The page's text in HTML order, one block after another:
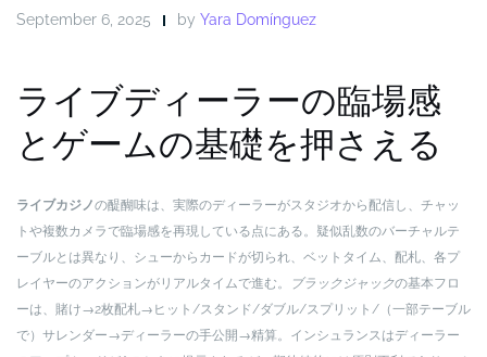
September 6, 2025 by Yara Domínguez
ライブディーラーの臨場感
とゲームの基礎を押さえる
ライブカジノの醍醐味は、実際のディーラーがスタジオから配信し、チャッ
トや複数カメラで臨場感を再現している点にある。疑似乱数のバーチャルテ
ーブルとは異なり、シューからカードが切られ、ベットタイム、配札、各プ
レイヤーのアクションがリアルタイムで進む。
ブラックジャックの基本フロ
ーは、賭け→2枚配札→ヒット/スタンド/ダブル/スプリット/（一部テーブル
で）サレンダー→ディーラーの手公開→精算。インシュランスはディーラー